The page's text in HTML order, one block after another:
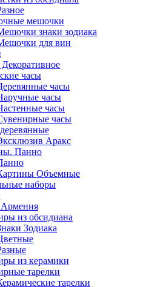
мешочки
знаки зодиака
для вин
часы
часы
часы
часы
часы
Аракс
Панно
Объемные
наборы
из обсидиана
Зодиака
из керамики
тарелки
тарелки